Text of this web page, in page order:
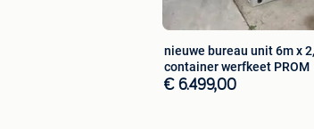
nieuwe bureau unit 6m x
container werfkeet PROM
€ 6.499,00